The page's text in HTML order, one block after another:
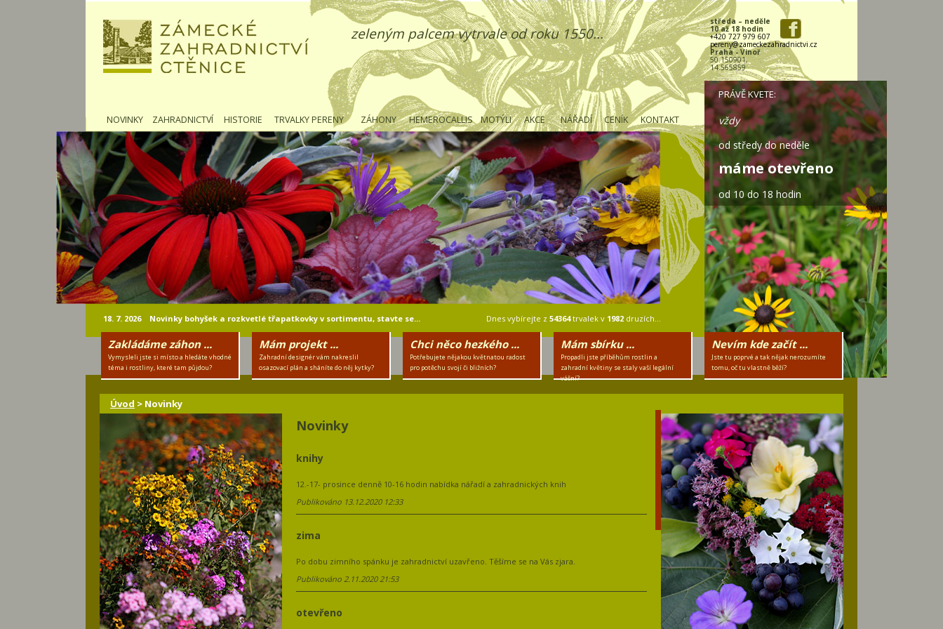
středa – neděle
10 až 18 hodin
+420 727 979 607
pereny@zameckezahradnictvi.cz
Praha - Vinoř
50.150901,
14.565859
PRÁVĚ KVETE:
vždy
od středy do neděle
máme otevřeno
od 10 do 18 hodin
zeleným palcem vytrvale od roku 1550...
NOVINKY ZAHRADNICTVÍ HISTORIE TRVALKY PERENY ZÁHONY HEMEROCALLIS MOTÝLI AKCE NÁŘADÍ CENÍK KONTAKT
Dnes vybírejte z 54364trvalek v 1982 druzích...
18. 7. 2026 Novinky bohyšek a rozkvetlé třapatkovky v sortimentu, stavte se...
Zakládáme záhon ...
Vymysleli jste si místo a hledáte vhodné
téma i rostliny, které tam půjdou?
Mám projekt ...
Zahradní designér vám nakreslil
osazovací plán a sháníte do něj kytky?
Chci něco hezkého ...
Potřebujete nějakou květnatou radost
pro potěchu svojí či bližních?
Mám sbírku ...
Propadli jste příběhům rostlin a
zahradní květiny se staly vaší legální
vášní?
Nevím kde začít ...
Jste tu poprvé a tak nějak nerozumíte
tomu, oč tu vlastně běží?
Úvod > Novinky
Novinky
knihy
12.-17- prosince denně 10-16 hodin nabídka nářadí a zahradnických knih
Publikováno 13.12.2020 12:33
zima
Po dobu zimního spánku je zahradnictví uzavřeno. Těšíme se na Vás zjara.
Publikováno 2.11.2020 21:53
otevřeno